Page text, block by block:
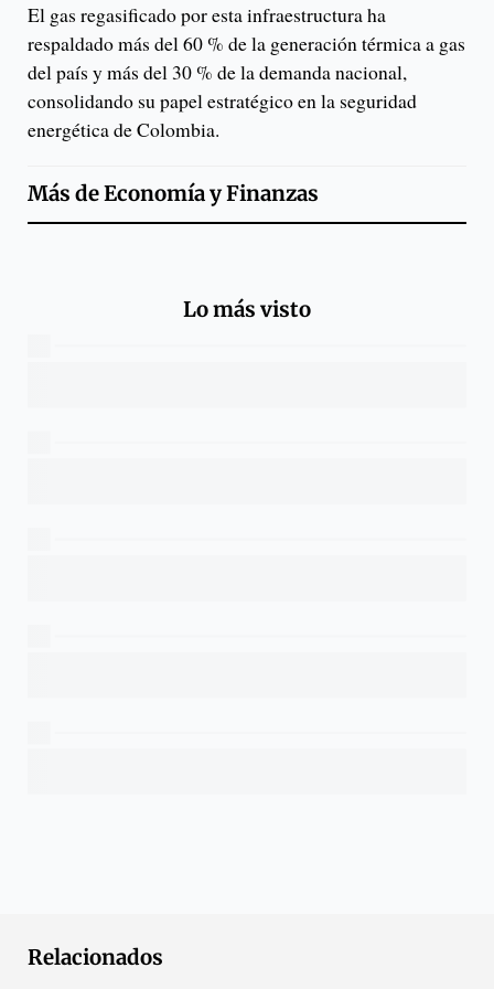
El gas regasificado por esta infraestructura ha
respaldado más del 60 % de la generación térmica a gas
del país y más del 30 % de la demanda nacional,
consolidando su papel estratégico en la seguridad
energética de Colombia.
Más deEconomía y Finanzas
Lo más visto
Relacionados